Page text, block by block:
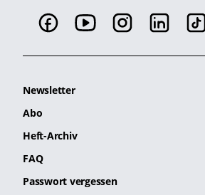
Newsletter
Abo
Heft-Archiv
FAQ
Passwort vergessen